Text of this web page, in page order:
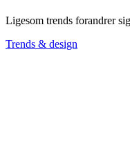
Ligesom trends forandrer
Trends & design